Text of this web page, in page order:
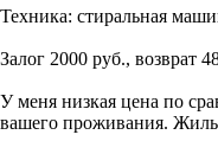
Техника: стиральная
Залог 2000 руб., возврат
У меня низкая цена по
вашего проживания.